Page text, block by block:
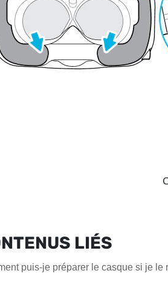
LIÉS
puis-je préparer le casque si je le